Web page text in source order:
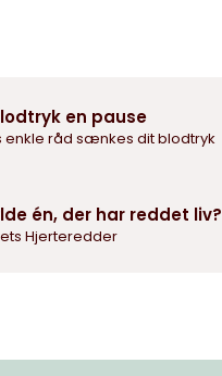
en pause
enkle råd sænkes dit blodtryk
én, der har reddet liv?
Hjerteredder